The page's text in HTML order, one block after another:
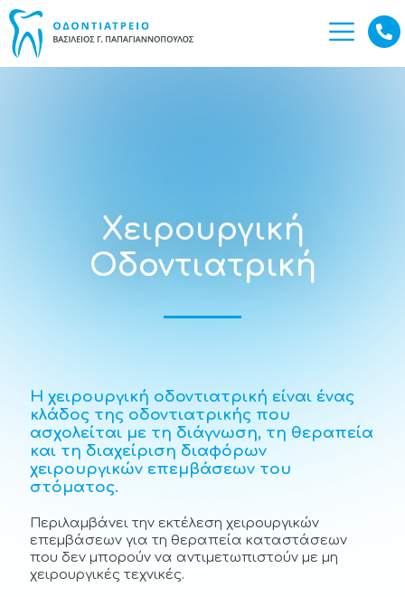
Χειρουργική
Οδοντιατρική
Η χειρουργική οδοντιατρική είναι ένας
κλάδος της οδοντιατρικής που
ασχολείται με τη διάγνωση, τη θεραπεία
και τη διαχείριση διαφόρων
χειρουργικών επεμβάσεων του
στόματος.
Περιλαμβάνει την εκτέλεση χειρουργικών
επεμβάσεων για τη θεραπεία καταστάσεων
που δεν μπορούν να αντιμετωπιστούν με μη
χειρουργικές τεχνικές.